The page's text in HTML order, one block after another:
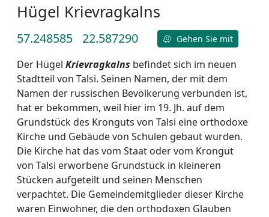
Hügel Krievragkalns
57.248585 22.587290 Gehen Sie mit
Der Hügel Krievragkalns befindet sich im neuen
Stadtteil von Talsi. Seinen Namen, der mit dem
Namen der russischen Bevölkerung verbunden ist,
hat er bekommen, weil hier im 19. Jh. auf dem
Grundstück des Kronguts von Talsi eine orthodoxe
Kirche und Gebäude von Schulen gebaut wurden.
Die Kirche hat das vom Staat oder vom Krongut
von Talsi erworbene Grundstück in kleineren
Stücken aufgeteilt und seinen Menschen
verpachtet. Die Gemeindemitglieder dieser Kirche
waren Einwohner, die den orthodoxen Glauben